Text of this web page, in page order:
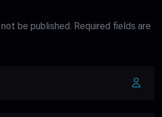
be published. Required fields are